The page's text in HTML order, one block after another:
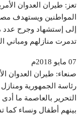
تعز: طيران العدوان
المواطنين ويستهدف
إلى إستشهاد وجرح عدد
تدمرت منازلهم ومباني
07 مايو 2018م
صنعاء: طيران العدوان
رئاسة الجمهورية
التحرير بالعاصمة ما
بينهم أطفال ونساء كما